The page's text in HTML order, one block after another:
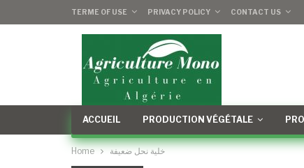
TERME OF USE PRIVACY POLICY CONTACT US
ACCUEIL PRODUCTION VÉGÉTALE
Home خلية نحل ضعيفة